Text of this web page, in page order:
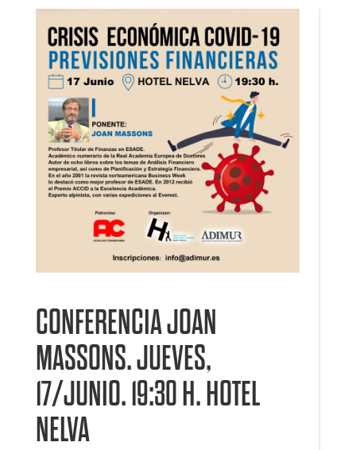
CONFERENCIA JOAN
MASSONS. JUEVES,
17/JUNIO. 19:30 H. HOTEL
NELVA